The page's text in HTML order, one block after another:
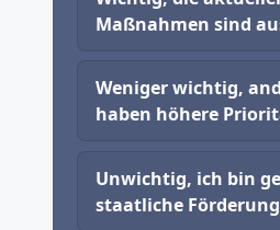
Maßnahmen sind
Weniger wichtig,
haben höhere
Unwichtig, ich bin
staatliche